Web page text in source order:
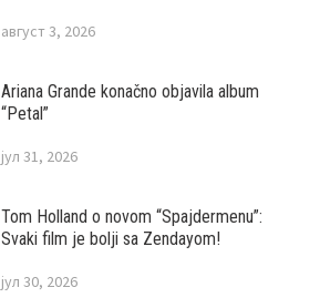
август 3, 2026
Ariana Grande konačno objavila album
“Petal”
јул 31, 2026
Tom Holland o novom “Spajdermenu”:
Svaki film je bolji sa Zendayom!
јул 30, 2026